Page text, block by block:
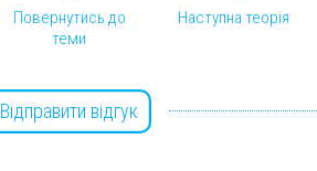
Повернутись до
теми
Наступна теорія
Відправити відгук